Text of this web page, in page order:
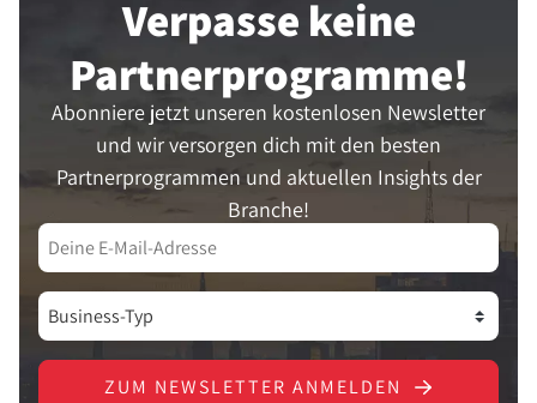
berechnen.
Verpasse keine
Partner­programme!
Abonniere jetzt unseren kostenlosen Newsletter
und wir versorgen dich mit den besten
Partnerprogrammen und aktuellen Insights der
Branche!
ZUM NEWSLETTER ANMELDEN